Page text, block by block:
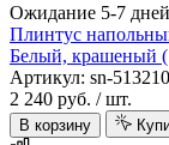
Ожидание 5-7 дней
Плинтус
Белый, крашеный
Артикул: sn-
2 240 руб. / шт.
В корзину